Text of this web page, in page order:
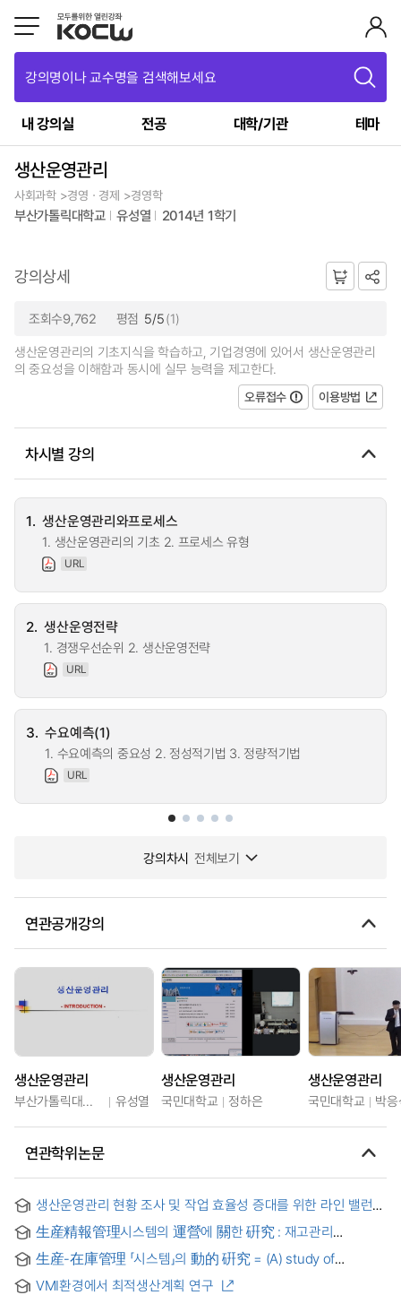
강의명이나 교수명을 검색해보세요
내 강의실 전공 대학/기관 테마
생산운영관리
사회과학 >경영ㆍ경제 >경영학
부산가톨릭대학교 유성열 2014년 1학기
강의상세
조회수9,762 평점 5/5(1)
생산운영관리의 기초지식을 학습하고, 기업경영에 있어서 생산운영관리
의 중요성을 이해함과 동시에 실무 능력을 제고한다.
오류접수
이용방법
차시별 강의
1. 생산운영관리와프로세스
1. 생산운영관리의 기초 2. 프로세스 유형
URL
2. 생산운영전략
1. 경쟁우선순위 2. 생산운영전략
URL
3. 수요예측(1)
1. 수요예측의 중요성 2. 정성적기법 3. 정량적기법
URL
강의차시 전체보기
연관공개강의
생산운영관리
부산가톨릭대학교 유성열
생산운영관리
국민대학교 정하은
생산운영관리
국민대학교 박
연관학위논문
생산운영관리 현황 조사 및 작업 효율성 증대를 위한 라인 밸런싱
툴 설계 = A Survey on the Current Status of Production
Operations Management and A Line Balancing Tool Design
for the Operations Efficiency
生産精報管理시스템의 運營에 關한 硏究 : 재고관리
中心으로
生産-在庫管理 「시스템」의 動的 硏究 = (A) study of
dynamic behavior of production-inventory system
VMI환경에서 최적생산계획 연구